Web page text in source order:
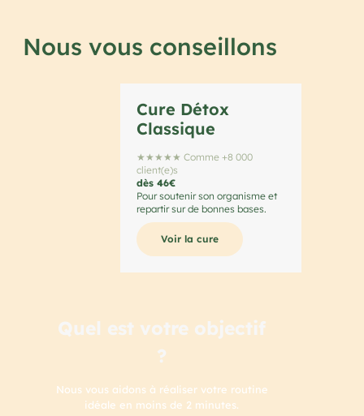
Nous vous conseillons
Cure Détox
Classique
★★★★★ Comme +8 000
client(e)s
dès 46€
Pour soutenir son organisme et
repartir sur de bonnes bases.
Voir la cure
Quel est votre objectif
?
Nous vous aidons à réaliser votre routine
idéale en moins de 2 minutes.